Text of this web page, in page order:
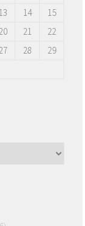
13 14
15
21
22
28
29